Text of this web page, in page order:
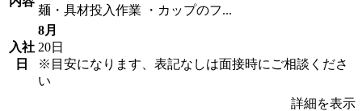
麺・具材投入作業 ・カップのフ...
入社
日
8月
20日
※目安になります、表記なしは面接時にご相談くださ
い
詳細を表示